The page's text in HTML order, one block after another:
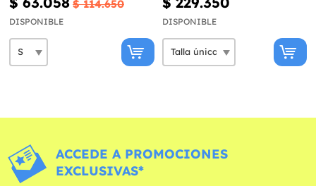
$ 114.650
DISPONIBLE DISPONIBLE
ACCEDE A PROMOCIONES
EXCLUSIVAS*